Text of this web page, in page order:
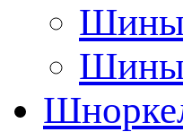
Шины
Шины